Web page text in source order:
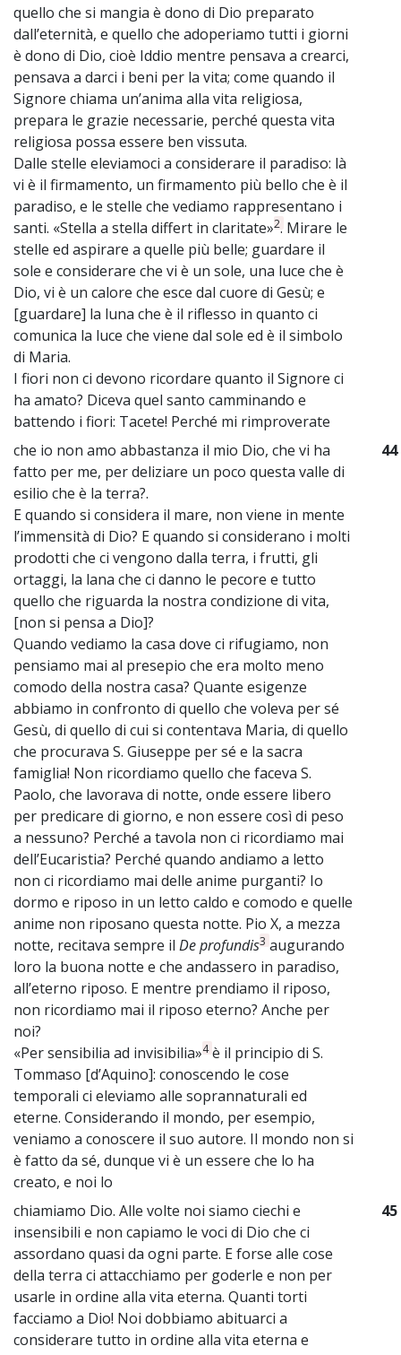
quello che si mangia è dono di Dio preparato
dall’eternità, e quello che adoperiamo tutti i giorni
è dono di Dio, cioè Iddio mentre pensava a crearci,
pensava a darci i beni per la vita; come quando il
Signore chiama un’anima alla vita religiosa,
prepara le grazie necessarie, perché questa vita
religiosa possa essere ben vissuta.
Dalle stelle eleviamoci a considerare il paradiso: là
vi è il firmamento, un firmamento più bello che è il
paradiso, e le stelle che vediamo rappresentano i
santi. «Stella a stella differt in claritate»2. Mirare le
stelle ed aspirare a quelle più belle; guardare il
sole e considerare che vi è un sole, una luce che è
Dio, vi è un calore che esce dal cuore di Gesù; e
[guardare] la luna che è il riflesso in quanto ci
comunica la luce che viene dal sole ed è il simbolo
di Maria.
I fiori non ci devono ricordare quanto il Signore ci
ha amato? Diceva quel santo camminando e
battendo i fiori: Tacete! Perché mi rimproverate
che io non amo abbastanza il mio Dio, che vi ha
fatto per me, per deliziare un poco questa valle di
esilio che è la terra?.
E quando si considera il mare, non viene in mente
l’immensità di Dio? E quando si considerano i molti
prodotti che ci vengono dalla terra, i frutti, gli
ortaggi, la lana che ci danno le pecore e tutto
quello che riguarda la nostra condizione di vita,
[non si pensa a Dio]?
Quando vediamo la casa dove ci rifugiamo, non
pensiamo mai al presepio che era molto meno
comodo della nostra casa? Quante esigenze
abbiamo in confronto di quello che voleva per sé
Gesù, di quello di cui si contentava Maria, di quello
che procurava S. Giuseppe per sé e la sacra
famiglia! Non ricordiamo quello che faceva S.
Paolo, che lavorava di notte, onde essere libero
per predicare di giorno, e non essere così di peso
a nessuno? Perché a tavola non ci ricordiamo mai
dell’Eucaristia? Perché quando andiamo a letto
non ci ricordiamo mai delle anime purganti? Io
dormo e riposo in un letto caldo e comodo e quelle
anime non riposano questa notte. Pio X, a mezza
notte, recitava sempre il De profundis3 augurando
loro la buona notte e che andassero in paradiso,
all’eterno riposo. E mentre prendiamo il riposo,
non ricordiamo mai il riposo eterno? Anche per
noi?
«Per sensibilia ad invisibilia»4è il principio di S.
Tommaso [d’Aquino]: conoscendo le cose
temporali ci eleviamo alle soprannaturali ed
eterne. Considerando il mondo, per esempio,
veniamo a conoscere il suo autore. Il mondo non si
è fatto da sé, dunque vi è un essere che lo ha
creato, e noi lo
44
chiamiamo Dio. Alle volte noi siamo ciechi e
insensibili e non capiamo le voci di Dio che ci
assordano quasi da ogni parte. E forse alle cose
della terra ci attacchiamo per goderle e non per
usarle in ordine alla vita eterna. Quanti torti
facciamo a Dio! Noi dobbiamo abituarci a
considerare tutto in ordine alla vita eterna e
45